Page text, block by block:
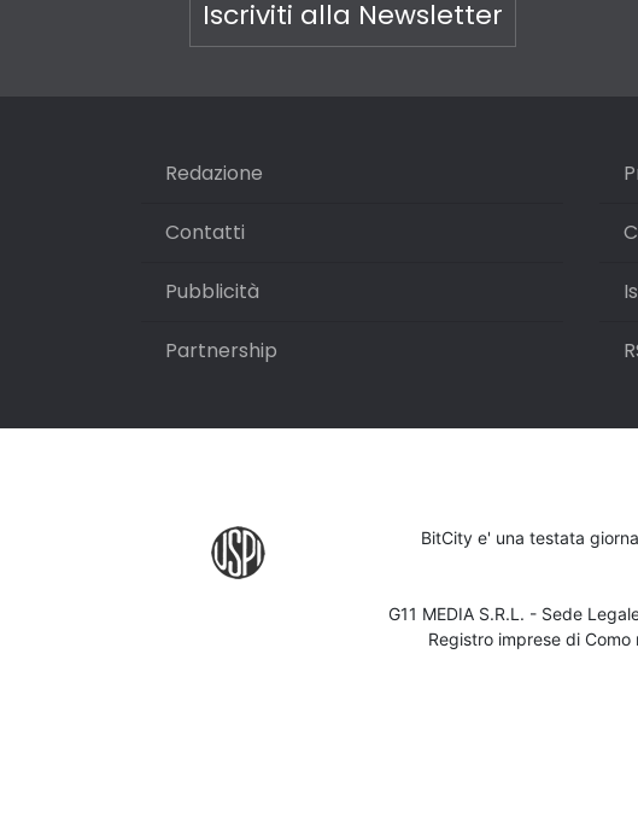
Iscriviti alla Newsletter
Redazione
Contatti
Pubblicità
Partnership
BitCity e' una testata
G11 MEDIA S.R.L. - Sede
Registro imprese di Como